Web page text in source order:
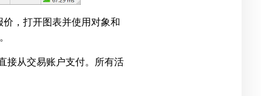
，打开图表并使用对象和
接从交易账户支付。所有活